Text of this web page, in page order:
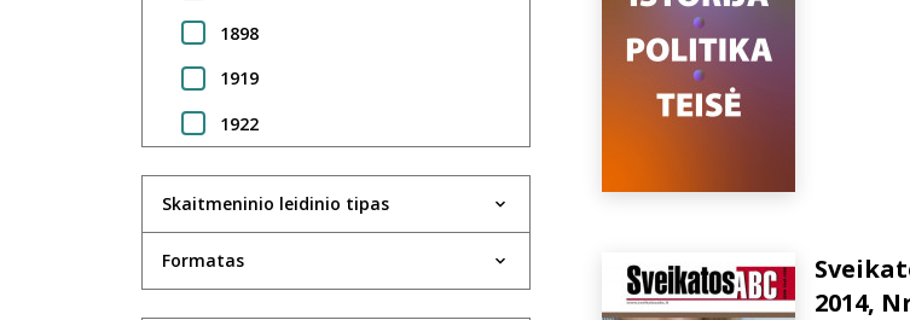
1898
1919
1922
1924
1925
Skaitmeninio leidinio tipas
Formatas
2014,